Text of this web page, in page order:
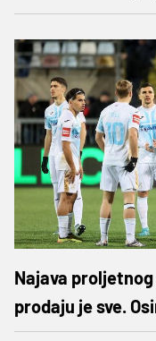
Najava
prodaju je sve.